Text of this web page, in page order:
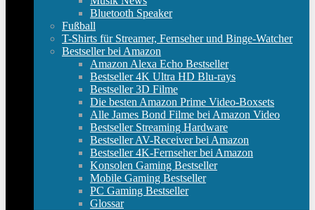
Bluetooth Speaker
Fußball
T-Shirts für Streamer, Fernseher und Binge-Watcher
Bestseller bei Amazon
Amazon Alexa Echo Bestseller
Bestseller 4K Ultra HD Blu-rays
Bestseller 3D Filme
Die besten Amazon Prime Video-Boxsets
Alle James Bond Filme bei Amazon Video
Bestseller Streaming Hardware
Bestseller AV-Receiver bei Amazon
Bestseller 4K-Fernseher bei Amazon
Konsolen Gaming Bestseller
Mobile Gaming Bestseller
PC Gaming Bestseller
Glossar